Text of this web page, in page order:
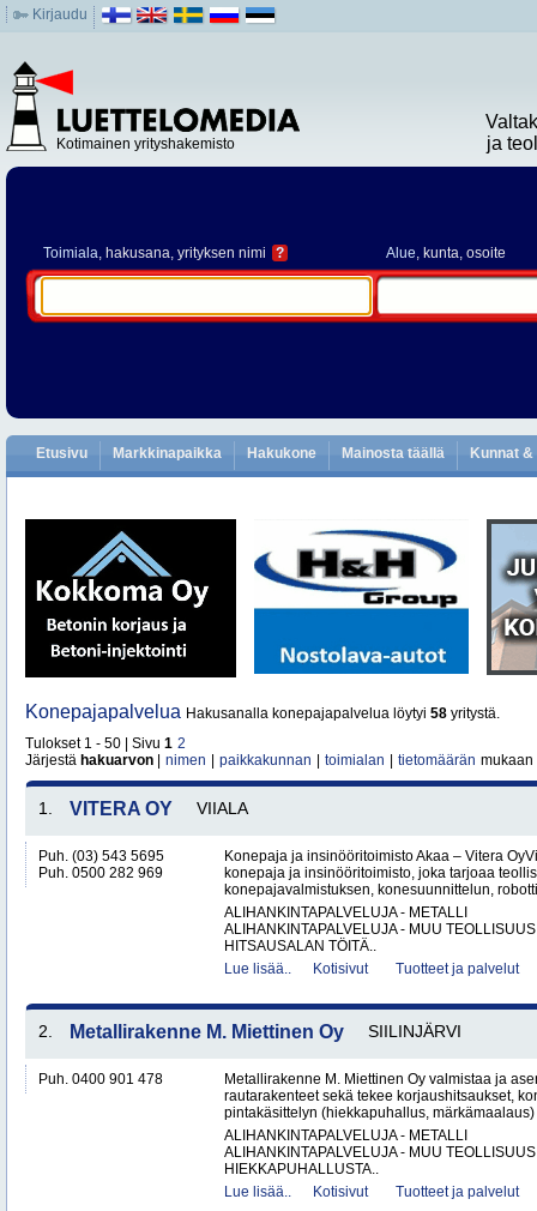
Kirjaudu
Kotimainen yrityshakemisto
ja
Toimiala, hakusana, yrityksen nimi ? Alue, kunta, osoite
Etusivu Markkinapaikka Hakukone Mainosta täällä Kunnat
Konepajapalvelua Hakusanalla konepajapalvelua löytyi 58 yritystä.
Tulokset 1 - 50 | Sivu 1 2
Järjestä hakuarvon nimen paikkakunnan toimialan tietomäärän mukaan
1. VITERA OY VIIALA
Puh. (03) 543 5695
Puh. 0500 282 969
Konepaja ja insinööritoimisto Akaa – Vitera
konepaja ja insinööritoimisto, joka tarjoaa
konepajavalmistuksen, konesuunnittelun,
ALIHANKINTAPALVELUJA - METALLI
ALIHANKINTAPALVELUJA - MUU TEOLLISUUS
HITSAUSALAN TÖITÄ..
Lue lisää..
Kotisivut Tuotteet ja palvelut
2. Metallirakenne M. Miettinen Oy SIILINJÄRVI
Puh. 0400 901 478
Metallirakenne M. Miettinen Oy valmistaa ja
rautarakenteet sekä tekee korjaushitsaukset,
pintakäsittelyn (hiekkapuhallus,
ALIHANKINTAPALVELUJA - METALLI
ALIHANKINTAPALVELUJA - MUU TEOLLISUUS
HIEKKAPUHALLUSTA..
Lue lisää..
Kotisivut Tuotteet ja palvelut